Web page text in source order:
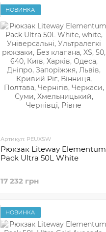
НОВИНКА
Артикул: PEUXSW
Рюкзак Liteway Elementum
Pack Ultra 50L White
17 232 грн
НОВИНКА